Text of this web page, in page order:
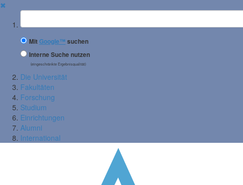
✖
Suchbegriff
MitGoogle™ suchen
Interne Suche nutzen
(eingeschränkte Ergebnisqualität)
Die Universität
Fakultäten
Forschung
Studium
Einrichtungen
Alumni
International